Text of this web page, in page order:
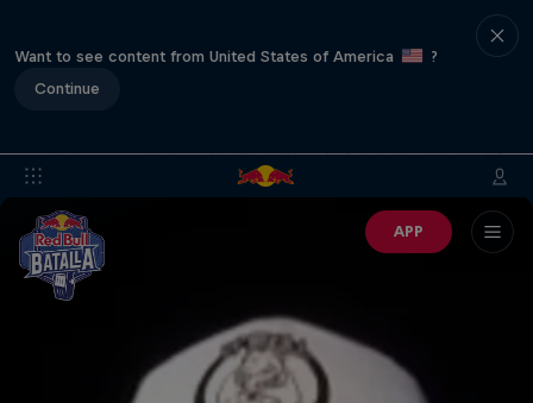
Want to see content from United States of America
?
Continue
APP